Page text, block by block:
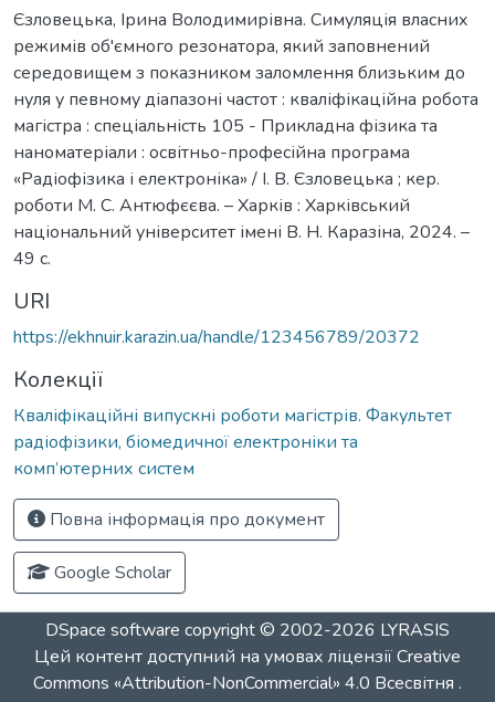
Єзловецька, Ірина Володимирівна. Симуляція власних
режимів об'ємного резонатора, який заповнений
середовищем з показником заломлення близьким до
нуля у певному діапазоні частот : кваліфікаційна робота
магістра : спеціальність 105 - Прикладна фізика та
наноматеріали : освітньо-професійна програма
«Радіофізика і електроніка» / І. В. Єзловецька ; кер.
роботи М. С. Антюфєєва. – Харків : Харківський
національний університет імені В. Н. Каразіна, 2024. –
49 с.
URI
https://ekhnuir.karazin.ua/handle/123456789/20372
Колекції
Кваліфікаційні випускні роботи магістрів. Факультет
радіофізики, біомедичної електроніки та
комп’ютерних систем
Повна інформація про документ
Google Scholar
DSpace software copyright © 2002-2026 LYRASIS
Цей контент доступний на умовах ліцензіїCreative
Commons «Attribution-NonCommercial» 4.0 Всесвітня .